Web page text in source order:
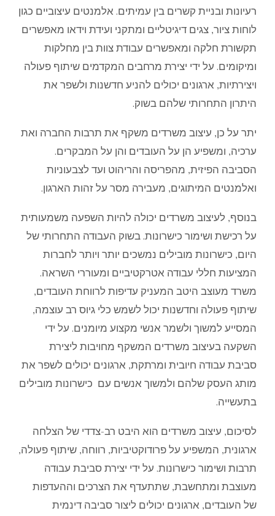
רעיונות ובניית קשרים בין עמיתים. אלמנטים עיצוביים כגון
לוחות ציור, צגים דיגיטליים ומתקני ועידת וידאו מאפשרים
תקשורת חלקה ומאפשרים עבודת צוות בין מחלקות
ומיקומים. על ידי יצירת מרחבים המקדמים שיתוף פעולה
ויצירתיות, ארגונים יכולים להניע חדשנות ולשפר את
היתרון התחרותי שלהם בשוק.
יתר על כן, עיצוב משרדים משקף את תרבות החברה ואת
ערכיה, ומשפיע הן על העובדים והן על המבקרים.
הסביבה הפיזית, מהפריסה והריהוט ועד לצבעוניות
ואלמנטים המיתוגים, מעבירה מסר על זהות הארגון.
בנוסף, לעיצוב משרדים יכולה להיות השפעה משמעותית
על רכישת ושימור כישרונות. בשוק העבודה התחרותי של
היום, כישרונות מובילים נמשכים יותר ויותר לחברות
המציעות חללי עבודה אטרקטיביים ומעוררי השראה.
משרד מעוצב היטב המעניק עדיפות לרווחת העובדים,
שיתוף פעולה וחדשנות יכול לשמש כלי גיוס רב עוצמה,
המסייע למשוך ולשמר אנשי מקצוע מיומנים. על ידי
השקעה בעיצוב משרדים המשקף מחויבות ליצירת
סביבת עבודה חיובית ומרתקת, ארגונים יכולים לשפר את
מותג העסק שלהם ולמשוך אנשים עם כישרונות מובילים
בתעשייה.
לסיכום, עיצוב משרדים הוא היבט רב-צדדי של הצלחה
ארגונית, המשפיע על פרודוקטיביות, רווחה, שיתוף פעולה,
תרבות ושימור כישרונות. על ידי יצירת סביבת עבודה
מעוצבת ומתחשבת, שתתעדף את הצרכים וההעדפות
של העובדים, ארגונים יכולים ליצור סביבה דינמית